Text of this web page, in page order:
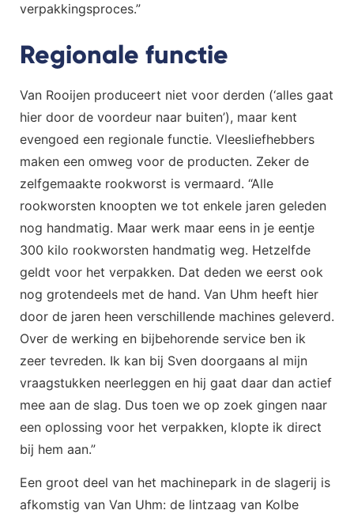
verpakkingsproces.”
Regionale functie
Van Rooijen produceert niet voor derden (‘alles gaat
hier door de voordeur naar buiten’), maar kent
evengoed een regionale functie. Vleesliefhebbers
maken een omweg voor de producten. Zeker de
zelfgemaakte rookworst is vermaard. “Alle
rookworsten knoopten we tot enkele jaren geleden
nog handmatig. Maar werk maar eens in je eentje
300 kilo rookworsten handmatig weg. Hetzelfde
geldt voor het verpakken. Dat deden we eerst ook
nog grotendeels met de hand. Van Uhm heeft hier
door de jaren heen verschillende machines geleverd.
Over de werking en bijbehorende service ben ik
zeer tevreden. Ik kan bij Sven doorgaans al mijn
vraagstukken neerleggen en hij gaat daar dan actief
mee aan de slag. Dus toen we op zoek gingen naar
een oplossing voor het verpakken, klopte ik direct
bij hem aan.”
Een groot deel van het machinepark in de slagerij is
afkomstig van Van Uhm: de lintzaag van Kolbe